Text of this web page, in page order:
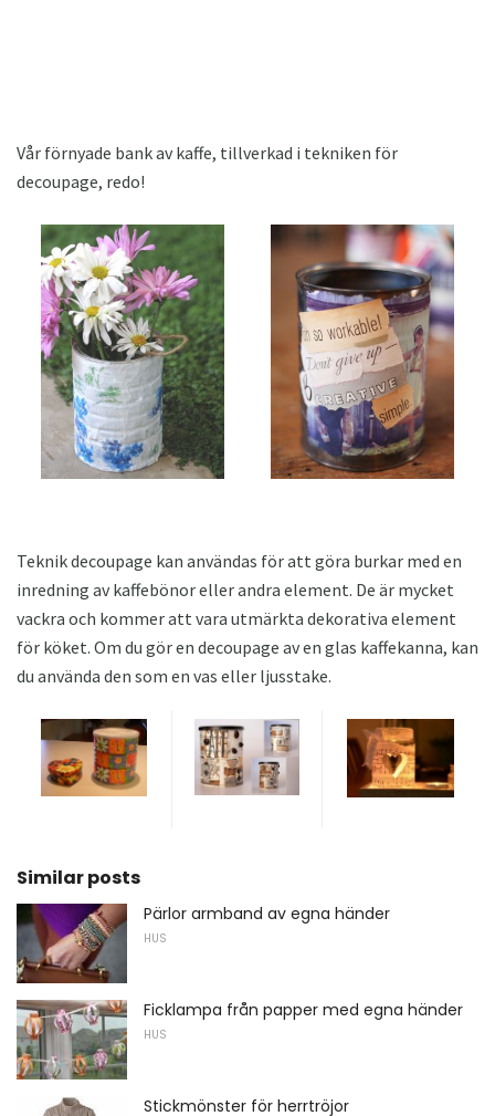
Vår förnyade bank av kaffe, tillverkad i tekniken för
decoupage, redo!
Teknik decoupage kan användas för att göra burkar med en
inredning av kaffebönor eller andra element. De är mycket
vackra och kommer att vara utmärkta dekorativa element
för köket. Om du gör en decoupage av en glas kaffekanna, kan
du använda den som en vas eller ljusstake.
Similar posts
Pärlor armband av egna händer
HUS
Ficklampa från papper med egna händer
HUS
Stickmönster för herrtröjor